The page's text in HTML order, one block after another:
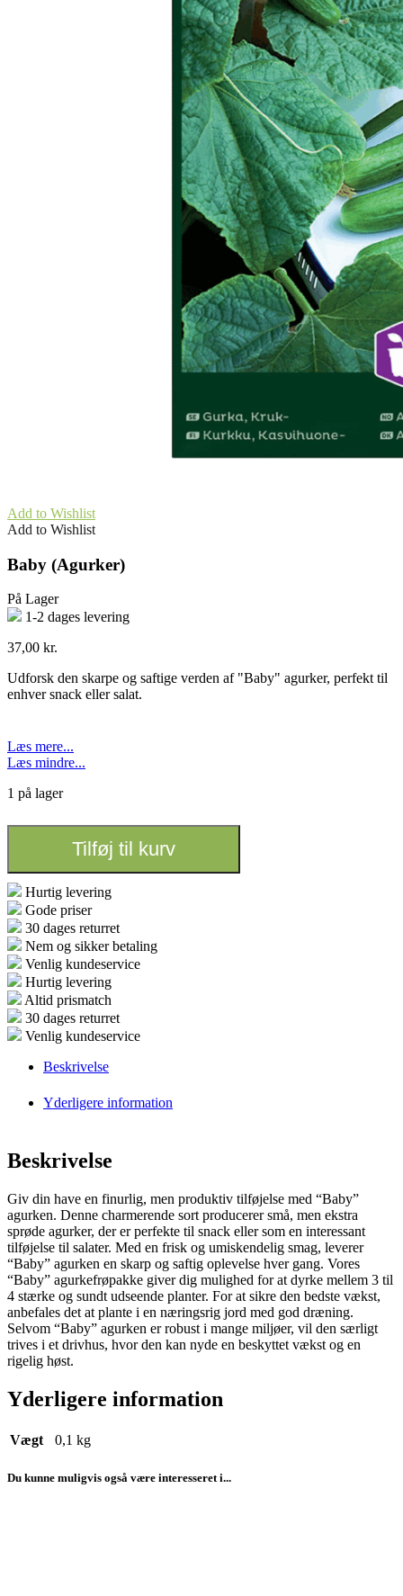
Add to Wishlist
Add to Wishlist
Baby (Agurker)
På Lager
1-2 dages levering
37,00 kr.
Udforsk den skarpe og saftige verden af "Baby" agurker, perfekt til
enhver snack eller salat.
Læs mere...
Læs mindre...
1 på lager
Tilføj til kurv
Hurtig levering
Gode priser
30 dages returret
Nem og sikker betaling
Venlig kundeservice
Hurtig levering
Altid prismatch
30 dages returret
Venlig kundeservice
Beskrivelse
Yderligere information
Beskrivelse
Giv din have en finurlig, men produktiv tilføjelse med “Baby”
agurken. Denne charmerende sort producerer små, men ekstra
sprøde agurker, der er perfekte til snack eller som en interessant
tilføjelse til salater. Med en frisk og umiskendelig smag, leverer
“Baby” agurken en skarp og saftig oplevelse hver gang. Vores
“Baby” agurkefrøpakke giver dig mulighed for at dyrke mellem 3 til
4 stærke og sundt udseende planter. For at sikre den bedste vækst,
anbefales det at plante i en næringsrig jord med god dræning.
Selvom “Baby” agurken er robust i mange miljøer, vil den særligt
trives i et drivhus, hvor den kan nyde en beskyttet vækst og en
rigelig høst.
Yderligere information
Vægt 0,1 kg
Du kunne muligvis også være interesseret i...